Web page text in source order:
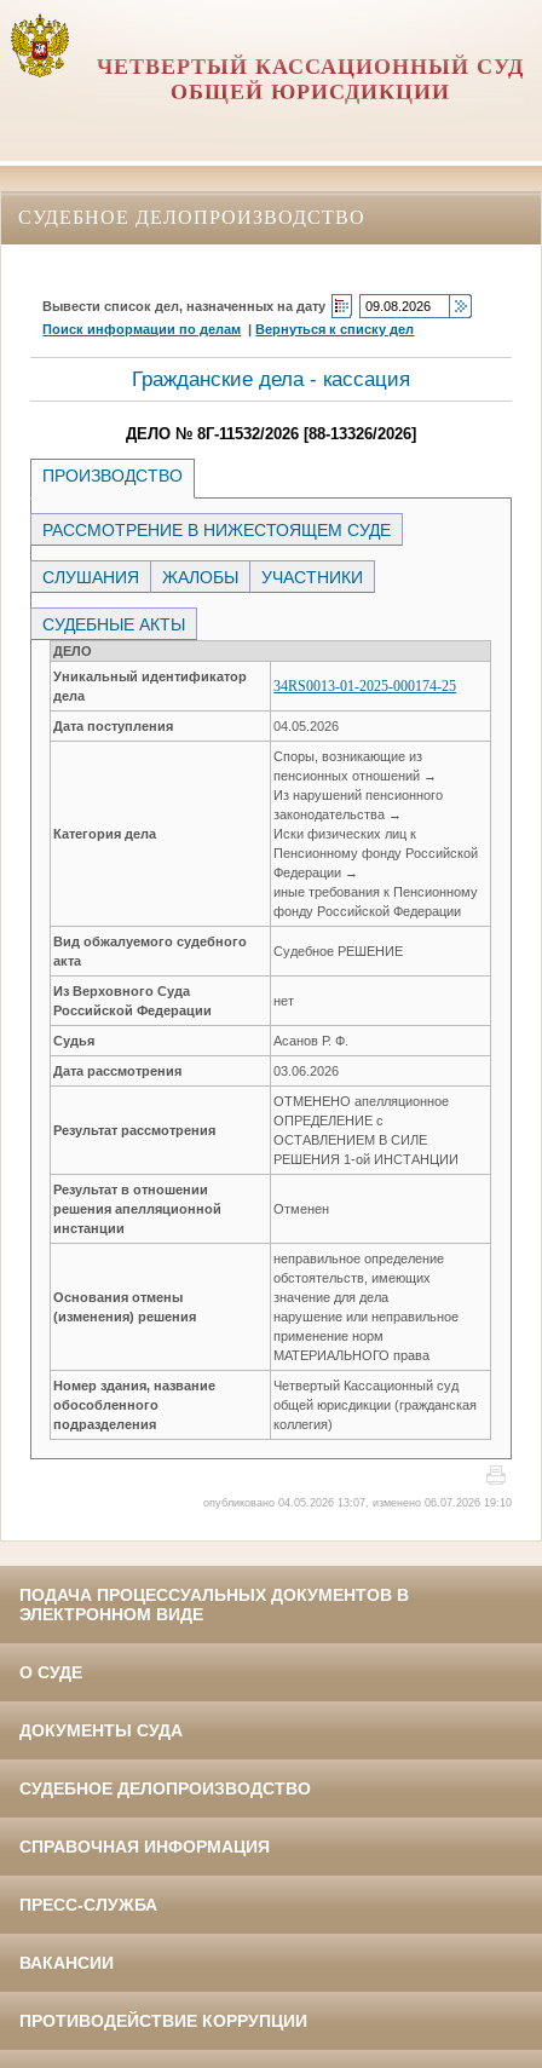
ЧЕТВЕРТЫЙ КАССАЦИОННЫЙ СУД
ОБЩЕЙ ЮРИСДИКЦИИ
СУДЕБНОЕ ДЕЛОПРОИЗВОДСТВО
Вывести список дел, назначенных на дату
Поиск информации по делам |Вернуться к списку дел
Гражданские дела - кассация
ДЕЛО № 8Г-11532/2026 [88-13326/2026]
ПРОИЗВОДСТВО
РАССМОТРЕНИЕ В НИЖЕСТОЯЩЕМ СУДЕ
СЛУШАНИЯ ЖАЛОБЫ УЧАСТНИКИ
СУДЕБНЫЕ АКТЫ
ДЕЛО
Уникальный идентификатор
дела
34RS0013-01-2025-000174-25
Дата поступления 04.05.2026
Категория дела
Споры, возникающие из
пенсионных отношений →
Из нарушений пенсионного
законодательства →
Иски физических лиц к
Пенсионному фонду Российской
Федерации →
иные требования к Пенсионному
фонду Российской Федерации
Вид обжалуемого судебного
акта
Судебное РЕШЕНИЕ
Из Верховного Суда
Российской Федерации
нет
Судья Асанов Р. Ф.
Дата рассмотрения 03.06.2026
Результат рассмотрения
ОТМЕНЕНО апелляционное
ОПРЕДЕЛЕНИЕ с
ОСТАВЛЕНИЕМ В СИЛЕ
РЕШЕНИЯ 1-ой ИНСТАНЦИИ
Результат в отношении
решения апелляционной
инстанции
Отменен
Основания отмены
(изменения) решения
неправильное определение
обстоятельств, имеющих
значение для дела
нарушение или неправильное
применение норм
МАТЕРИАЛЬНОГО права
Номер здания, название
обособленного
подразделения
Четвертый Кассационный суд
общей юрисдикции (гражданская
коллегия)
опубликовано 04.05.2026 13:07, изменено 06.07.2026 19:10
ПОДАЧА ПРОЦЕССУАЛЬНЫХ ДОКУМЕНТОВ В
ЭЛЕКТРОННОМ ВИДЕ
О СУДЕ
ДОКУМЕНТЫ СУДА
СУДЕБНОЕ ДЕЛОПРОИЗВОДСТВО
СПРАВОЧНАЯ ИНФОРМАЦИЯ
ПРЕСС-СЛУЖБА
ВАКАНСИИ
ПРОТИВОДЕЙСТВИЕ КОРРУПЦИИ